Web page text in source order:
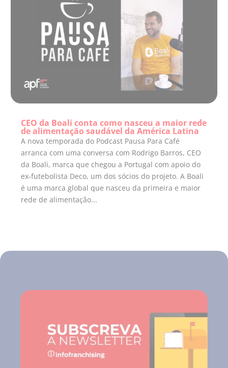
CEO da Boali conta como nasceu a maior rede
de alimentação saudável da América Latina
A nova temporada do Podcast Pausa Para Café
arranca com uma conversa com Rodrigo Barros, CEO
da Boali, marca que chegou a Portugal com apoio do
ex-futebolista Deco, um dos sócios do projeto. A Boali
é uma marca global que nasceu da primeira e maior
rede de alimentação...